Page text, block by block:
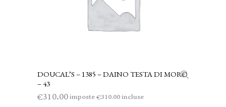
AGGIUNGI AL CARRELLO
DOUCAL’S – 1385 – DAINO TESTA DI MORO
– 43
€310.00imposte€310.00incluse